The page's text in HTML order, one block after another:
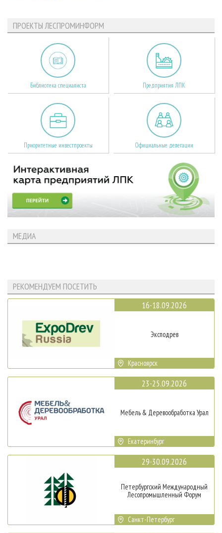
ПРОЕКТЫ ЛЕСПРОМИНФОРМ
Библиотека специалиста Предприятия ЛПК
Приоритетные инвестпроекты Официальные делегации
МЕДИА
РЕКОМЕНДУЕМ ПОСЕТИТЬ
16-18.09.2026
Эксподрев
Красноярск
23-25.09.2026
Мебель & Деревообработка Урал
Екатеринбург
29-30.09.2026
Петербургский Международный
Лесопромышленный Форум
Санкт-Петербург